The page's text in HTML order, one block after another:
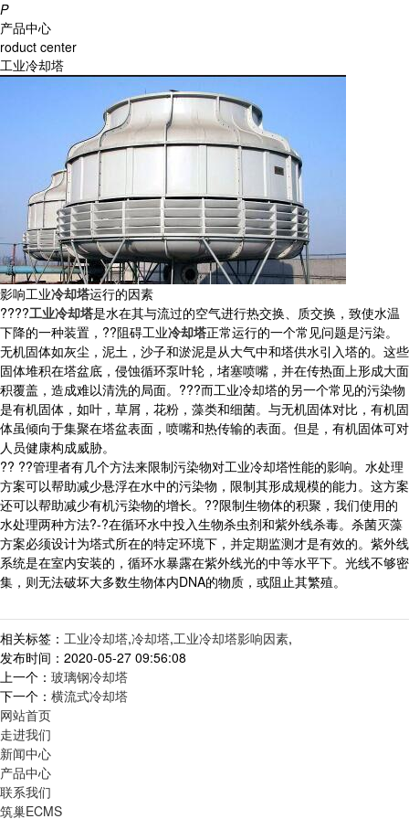
P
产品中心
roduct center
工业冷却塔
影响工业冷却塔运行的因素
????工业冷却塔是水在其与流过的空气进行热交换、质交换，致使水温
下降的一种装置，??阻碍工业冷却塔正常运行的一个常见问题是污染。
无机固体如灰尘，泥土，沙子和淤泥是从大气中和塔供水引入塔的。这些
固体堆积在塔盆底，侵蚀循环泵叶轮，堵塞喷嘴，并在传热面上形成大面
积覆盖，造成难以清洗的局面。???而工业冷却塔的另一个常见的污染物
是有机固体，如叶，草屑，花粉，藻类和细菌。与无机固体对比，有机固
体虽倾向于集聚在塔盆表面，喷嘴和热传输的表面。但是，有机固体可对
人员健康构成威胁。
?? ??管理者有几个方法来限制污染物对工业冷却塔性能的影响。水处理
方案可以帮助减少悬浮在水中的污染物，限制其形成规模的能力。这方案
还可以帮助减少有机污染物的增长。??限制生物体的积聚，我们使用的
水处理两种方法?-?在循环水中投入生物杀虫剂和紫外线杀毒。杀菌灭藻
方案必须设计为塔式所在的特定环境下，并定期监测才是有效的。紫外线
系统是在室内安装的，循环水暴露在紫外线光的中等水平下。光线不够密
集，则无法破坏大多数生物体内DNA的物质，或阻止其繁殖。
相关标签： 工业冷却塔,冷却塔,工业冷却塔影响因素,
发布时间：2020-05-27 09:56:08
上一个： 玻璃钢冷却塔
下一个： 横流式冷却塔
网站首页
走进我们
新闻中心
产品中心
联系我们
筑巢ECMS